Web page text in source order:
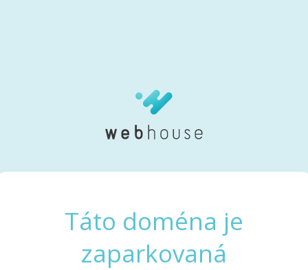
Táto doména je
zaparkovaná